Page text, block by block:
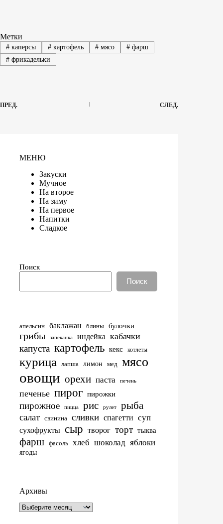
Метки
#каперсы #картофель # мясо # фарш
#фрикадельки
ПРЕД. СЛЕД.
МЕНЮ
Закуски
Мучное
На второе
На зиму
На первое
Напитки
Сладкое
Поиск
Поиск
апельсин баклажан блины булочки
грибы запеканка индейка кабачки
капуста картофель кекс котлеты
курица лапша лимон мед мясо
овощи орехи паста печень
печенье пирог пирожки
пирожное пицца рис рулет рыба
салат свинина сливки спагетти суп
сухофрукты сыр творог торт тыква
фарш фасоль хлеб шоколад яблоки
ягоды
Архивы
Архивы